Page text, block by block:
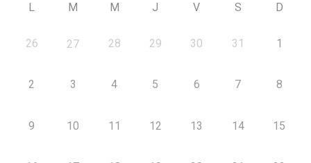
L M M J V S D
26 27 28 29 30 31 1
2 3 4 5 6 7 8
9 10 11 12 13 14 15